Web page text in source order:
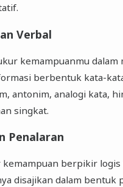
Verbal
kemampuanmu dalam
berbentuk kata-
antonim, analogi kata,
singkat.
Penalaran
berpikir logis
disajikan dalam bentuk